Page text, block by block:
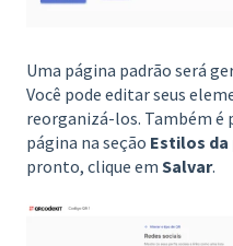
Uma página padrão será
Você pode editar seus
reorganizá-los. Também é
página na seção Estilos da
pronto, clique em Salvar.